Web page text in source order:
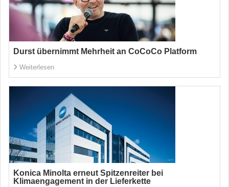
Durst übernimmt Mehrheit an CoCoCo Platform
Weiterlesen
Konica Minolta erneut Spitzenreiter bei
Klimaengagement in der Lieferkette